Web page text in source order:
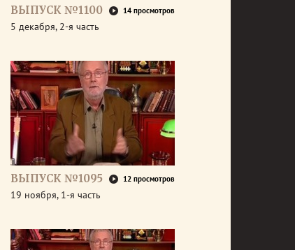
ВЫПУСК №1100 14 просмотров
5 декабря, 2-я часть
ВЫПУСК №1095 12 просмотров
19 ноября, 1-я часть